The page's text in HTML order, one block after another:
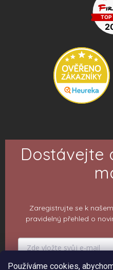
Používáme cookies,
Dostávejte
Zaregistrujte se k
pravidelný přehled o